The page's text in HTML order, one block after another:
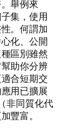
舉例來
集，使用
。何謂加
化、公開
區別雖然
助你分辨
合短期交
用已擴展
非同質化代
豐富。